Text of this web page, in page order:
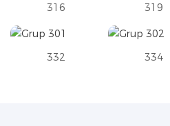
316 319
332 334